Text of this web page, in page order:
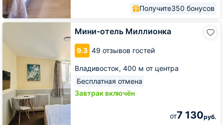
Получите350 бонусов
Мини-отель Миллионка
9.3 49 отзывов гостей
Владивосток, 400 м от центра
Бесплатная отмена
Завтрак включён
от7 130руб.
Мини-